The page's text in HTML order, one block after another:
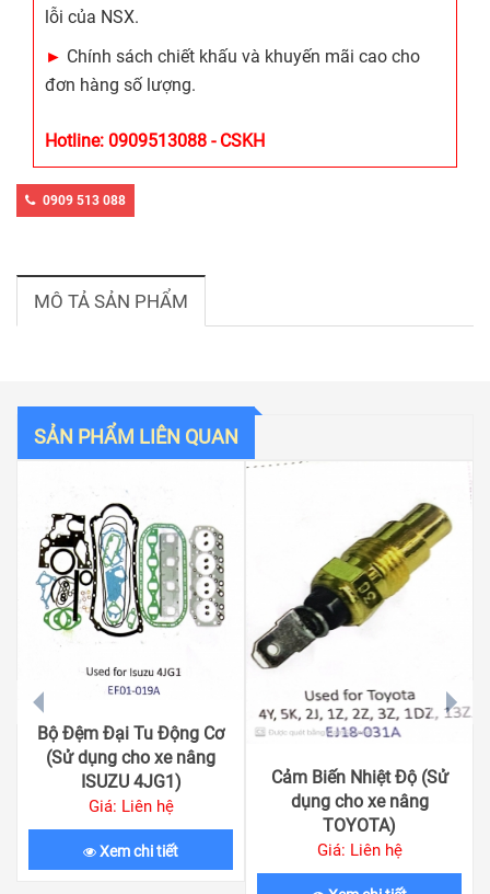
lỗi của NSX.
► Chính sách chiết khấu và khuyến mãi cao cho
đơn hàng số lượng.
Hotline: 0909513088 - CSKH
0909 513 088
MÔ TẢ SẢN PHẨM
SẢN PHẨM LIÊN QUAN
Bộ Đệm Đại Tu Động Cơ
(Sử dụng cho xe nâng
ISUZU 4JG1)
Giá: Liên hệ
Xem chi tiết
Cảm Biến Nhiệt Độ (Sử
dụng cho xe nâng
TOYOTA)
Giá: Liên hệ
prev next